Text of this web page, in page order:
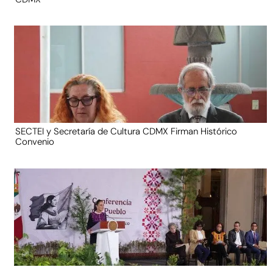
SECTEI y Secretaría de Cultura CDMX Firman Histórico
Convenio